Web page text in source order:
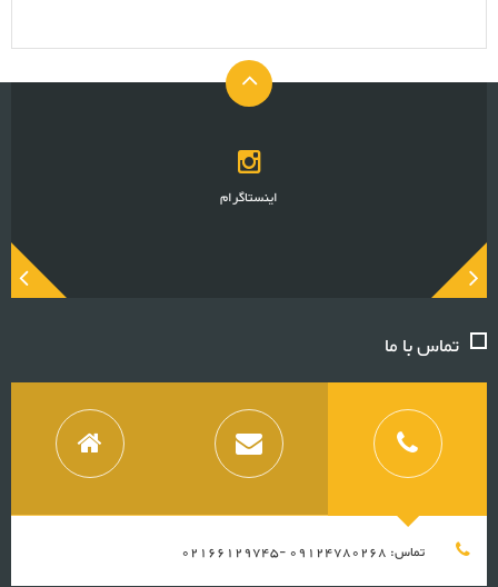
اینستاگرام
تماس با ما
تماس: 09124780268 -02166129745